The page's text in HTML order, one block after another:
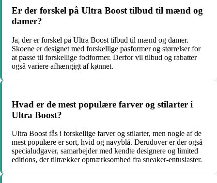
Er der forskel på Ultra Boost tilbud til mænd og
damer?
Ja, der er forskel på Ultra Boost tilbud til mænd og damer.
Skoene er designet med forskellige pasformer og størrelser for
at passe til forskellige fodformer. Derfor vil tilbud og rabatter
også variere afhængigt af kønnet.
Hvad er de mest populære farver og stilarter i
Ultra Boost?
Ultra Boost fås i forskellige farver og stilarter, men nogle af de
mest populære er sort, hvid og navyblå. Derudover er der også
specialudgaver, samarbejder med kendte designere og limited
editions, der tiltrækker opmærksomhed fra sneaker-entusiaster.